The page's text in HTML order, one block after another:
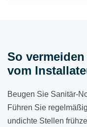
So
vom
Beugen Sie Sanitär-
Führen Sie
undichte Stellen